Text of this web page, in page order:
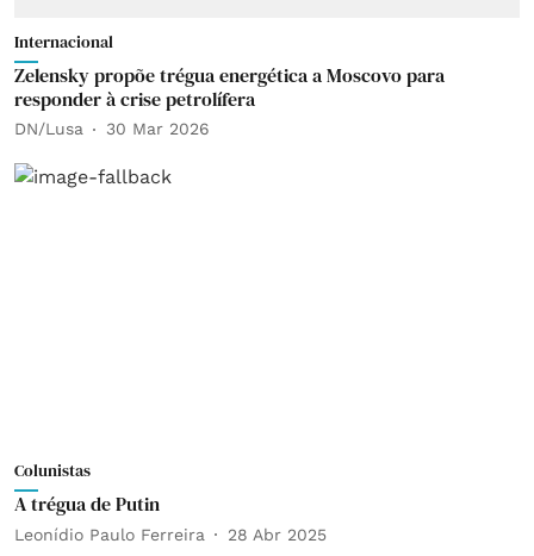
Internacional
Zelensky propõe trégua energética a Moscovo para
responder à crise petrolífera
DN/Lusa 30 Mar 2026
Colunistas
A trégua de Putin
Leonídio Paulo Ferreira 28 Abr 2025